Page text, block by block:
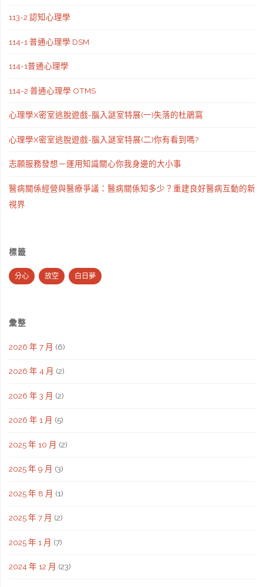
113-2 認知心理學
114-1 普通心理學 DSM
114-1普通心理學
114-2 普通心理學 OTMS
心理學X密室逃脫遊戲-腦入謎室特展(一)失落的杜鵑窩
心理學X密室逃脫遊戲-腦入謎室特展(二)你有看到嗎?
志願服務發想－運用知識關心你我身邊的大小事
醫病關係經營與醫療爭議：醫病關係知多少？重建良好醫病互動的新
視界
標籤
分心 放空 白日夢
彙整
2026 年 7 月 (6)
2026 年 4 月 (2)
2026 年 3 月 (2)
2026 年 1 月 (5)
2025 年 10 月 (2)
2025 年 9 月 (3)
2025 年 8 月 (1)
2025 年 7 月 (2)
2025 年 1 月 (7)
2024 年 12 月 (23)